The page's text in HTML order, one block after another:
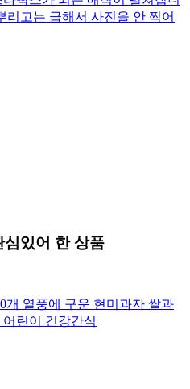
리고는 급해서 사진을 안 찍어
심있어 한 상품
개 열풍에 구운 현미과자 쌀과
린이 건강간식